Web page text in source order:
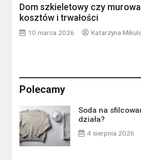
Dom szkieletowy czy
kosztów i trwałości
10 marca 2026 Katarzyna
Polecamy
Soda na
działa?
4 sierpnia 2026